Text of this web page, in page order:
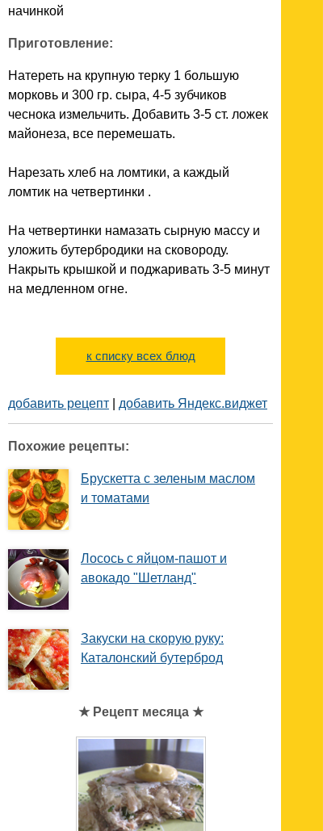
начинкой
Приготовление:
Натереть на крупную терку 1 большую
морковь и 300 гр. сыра, 4-5 зубчиков
чеснока измельчить. Добавить 3-5 ст. ложек
майонеза, все перемешать.
Нарезать хлеб на ломтики, а каждый
ломтик на четвертинки .
На четвертинки намазать сырную массу и
уложить бутербродики на сковороду.
Накрыть крышкой и поджаривать 3-5 минут
на медленном огне.
к списку всех блюд
добавить рецепт добавить Яндекс.виджет
Похожие рецепты:
Брускетта с зеленым маслом
и томатами
Лосось с яйцом-пашот и
авокадо "Шетланд"
Закуски на скорую руку:
Каталонский бутерброд
★ Рецепт месяца ★